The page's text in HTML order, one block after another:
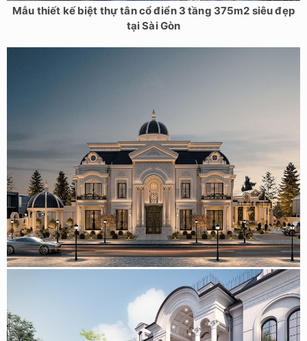
Mẫu thiết kế biệt thự tân cổ điển 3 tầng 375m2 siêu đẹp
tại Sài Gòn
Mẫu biệt thự 2 tầng phong cách tân cổ điển 470m2 tại
Phan Thiết